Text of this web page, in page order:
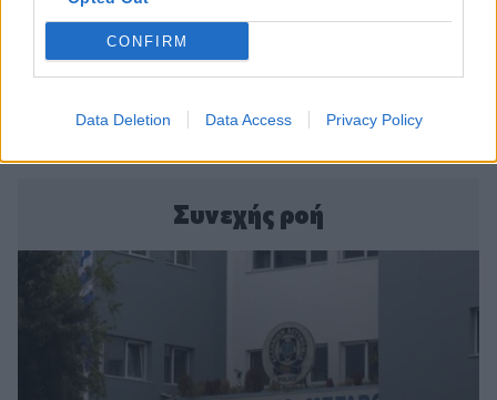
CONFIRM
Data Deletion Data Access Privacy Policy
Συνεχής ροή